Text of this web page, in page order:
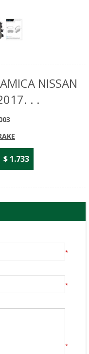
NISSAN
. .
$ 1.733
*
*
*